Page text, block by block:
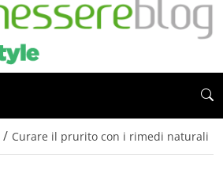
/ Curare il prurito con i rimedi naturali